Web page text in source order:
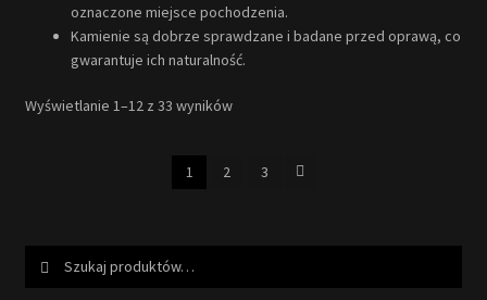
oznaczone miejsce pochodzenia.
Kamienie są dobrze sprawdzane i badane przed oprawą, co
gwarantuje ich naturalność.
Wyświetlanie 1–12 z 33 wyników
1 2 3